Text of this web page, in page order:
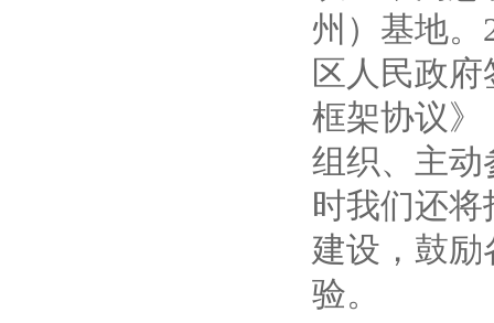
州）基地。
区人民政
框架协议》
组织、主动
时我们还
建设，鼓
验。